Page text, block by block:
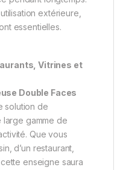
extérieure,
essentielles.
Vitrines et
Double Faces
solution de
gamme de
Que vous
d’un restaurant,
enseigne saura